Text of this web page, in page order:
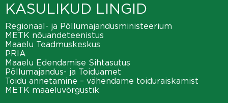
KASULIKUD LINGID
Regionaal- ja Põllumajandusministeerium
METK nõuandeteenistus
Maaelu Teadmuskeskus
PRIA
Maaelu Edendamise Sihtasutus
Põllumajandus- ja Toiduamet
Toidu annetamine – vähendame toiduraiskamist
METK maaeluvõrgustik